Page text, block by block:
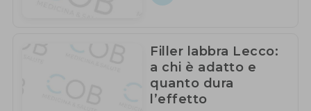
Filler labbra Lecco:
a chi è adatto e
quanto dura
l’effetto